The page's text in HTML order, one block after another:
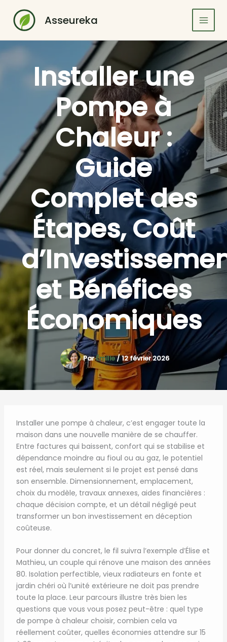
contenu
Asseureka
Installer une
Pompe à
Chaleur :
Guide
Complet des
Étapes, Coût
et Bénéfices
Économiques
ParÉmilie/12 février 2026
Installer une pompe à chaleur, c’est engager toute la
maison dans une nouvelle manière de se chauffer.
Entre factures qui baissent, confort qui se stabilise et
dépendance moindre au fioul ou au gaz, le potentiel
est réel, mais seulement si le projet est pensé dans
son ensemble. Dimensionnement, emplacement,
choix du modèle, travaux annexes, aides financières :
chaque décision compte, et un détail négligé peut
transformer un bon investissement en déception
coûteuse.
Pour donner du concret, le fil suivra l’exemple d’Élise et
Mathieu, un couple qui rénove une maison des années
80. Isolation perfectible, vieux radiateurs en fonte et
jardin chéri où l’unité extérieure ne doit pas prendre
toute la place. Leur parcours illustre très bien les
questions que vous vous posez peut-être : quel type
de pompe à chaleur choisir, combien cela va
réellement coûter, quelles économies attendre sur 15